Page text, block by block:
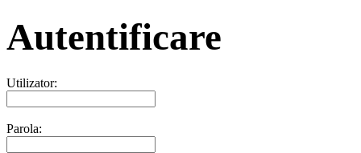
Autentificare
Utilizator:
Parola: